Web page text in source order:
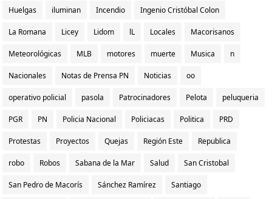
Huelgas iluminan Incendio Ingenio Cristóbal Colon
La Romana Licey Lidom lL Locales Macorisanos
Meteorológicas MLB motores muerte Musica n
Nacionales Notas de Prensa PN Noticias oo
operativo policial pasola Patrocinadores Pelota peluqueria
PGR PN Policia Nacional Policiacas Politica PRD
Protestas Proyectos Quejas Región Este Republica
robo Robos Sabana de la Mar Salud San Cristobal
San Pedro de Macorís Sánchez Ramírez Santiago